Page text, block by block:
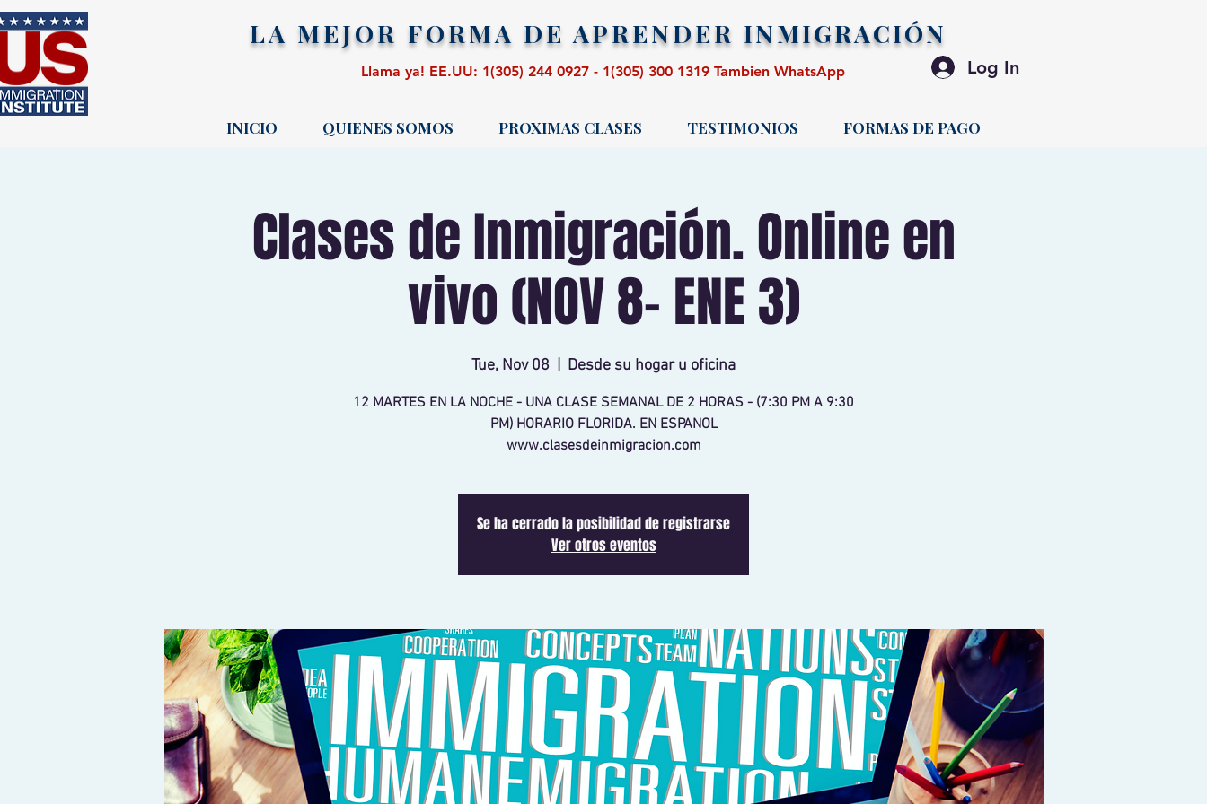
LA MEJOR FORMA DE APRENDER INMIGRACIÓN
Llama ya! EE.UU: 1(305) 244 0927 - 1(305) 300 1319 Tambien WhatsApp Log In
INICIO QUIENES SOMOS PROXIMAS CLASES TESTIMONIOS FORMAS DE PAGO
Clases de Inmigración. Online en
vivo (NOV 8- ENE 3)
Tue, Nov 08 Desde su hogar u oficina
12 MARTES EN LA NOCHE - UNA CLASE SEMANAL DE 2 HORAS - (7:30 PM A 9:30
PM) HORARIO FLORIDA. EN ESPANOL
www.clasesdeinmigracion.com
Se ha cerrado la posibilidad de registrarse
Ver otros eventos